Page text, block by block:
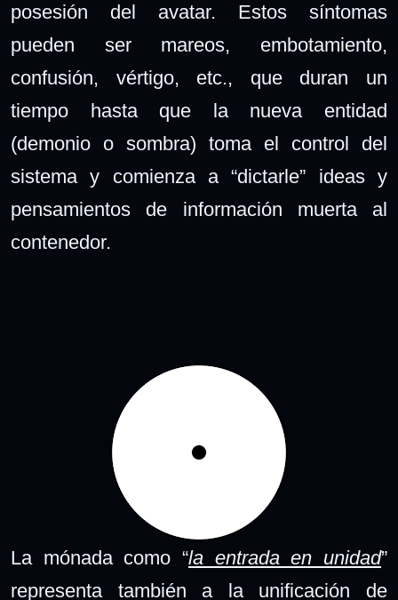
posesión del avatar. Estos síntomas
pueden ser mareos, embotamiento,
confusión, vértigo, etc., que duran un
tiempo hasta que la nueva entidad
(demonio o sombra) toma el control del
sistema y comienza a “dictarle” ideas y
pensamientos de información muerta al
contenedor.
La mónada como “la entrada en unidad”
representa también a la unificación de